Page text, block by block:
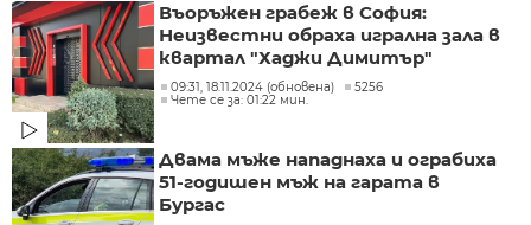
Въоръжен грабеж в София:
Неизвестни обраха игрална зала в
квартал "Хаджи Димитър"
09:31, 18.11.2024 (обновена)
5256
Чете се за: 01:22 мин.
Двама мъже нападнаха и ограбиха
51-годишен мъж на гарата в
Бургас